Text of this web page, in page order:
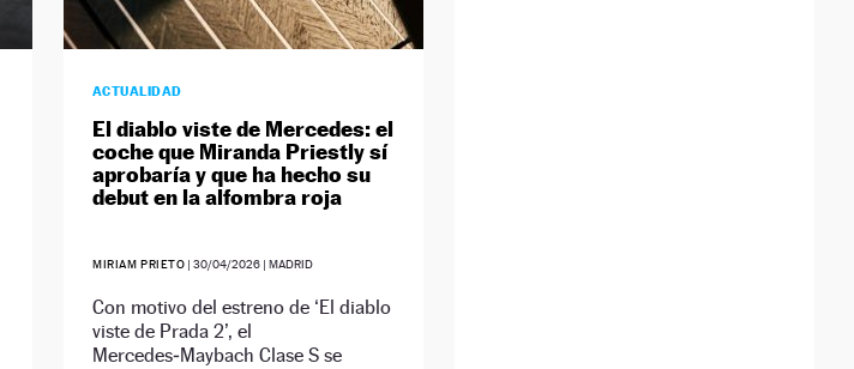
ACTUALIDAD
El diablo viste de Mercedes: el
coche que Miranda Priestly sí
aprobaría y que ha hecho su
debut en la alfombra roja
MIRIAM PRIETO |30/04/2026 | MADRID
Con motivo del estreno de ‘El diablo
viste de Prada 2’, el
Mercedes‑Maybach Clase S se